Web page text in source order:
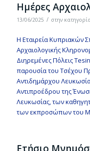
Ημέρες
13/06/2025 / στην
Η Εταιρεία Κυπριακών
Αρχαιολογικής
Διηρεμένες Πόλεις
παρουσία του Τσέχου
Αντιδημάρχου
Αντιπροέδρου της
Λευκωσίας, των
των εκπροσώπων του